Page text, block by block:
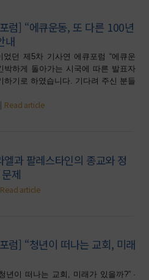
럼] “에큐운동, 또 다른 100년
내
던 제5차 기사연 에큐포럼 “에큐운
박하게 돌아가는 시국에 따른 발표자
하기로 하였습니다. 기다려 주신 분들
Read article
과 팔레스타인의 종교와 정
제
Read article
럼] “청년이 떠나는 교회, 미래
년이 떠나는 교회, 미래가 있을까?” ·